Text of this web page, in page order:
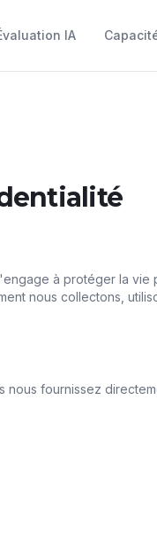
IA
à protéger la
nous collectons,
nous fournissez